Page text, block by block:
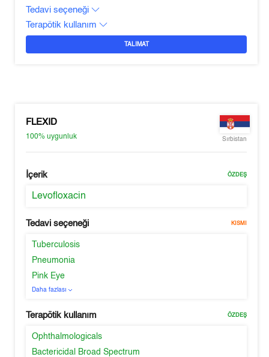
Tedavi seçeneği
Terapötik kullanım
TALIMAT
FLEXID
100%uygunluk Sırbistan
İçerik ÖZDEŞ
Levofloxacin
Tedavi seçeneği KISMI
Tuberculosis
Pneumonia
Pink Eye
Daha fazlası
Terapötik kullanım ÖZDEŞ
Ophthalmologicals
Bactericidal Broad Spectrum